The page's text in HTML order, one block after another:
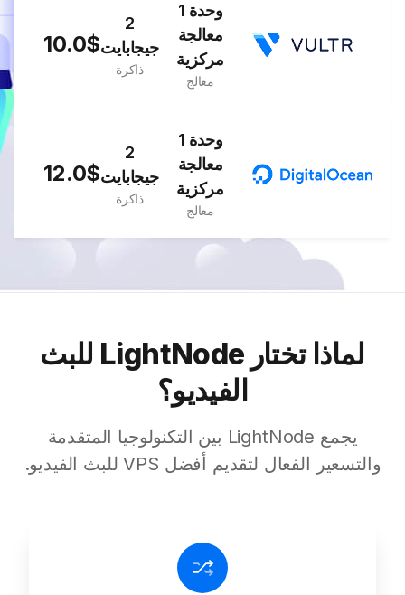
10.0$
2
جيجابايت
ذاكرة
1 وحدة
معالجة
مركزية
معالج
12.0$
2
جيجابايت
ذاكرة
1 وحدة
معالجة
مركزية
معالج
لماذا تختار LightNode للبث
الفيديو؟
يجمع LightNode بين التكنولوجيا المتقدمة
والتسعير الفعال لتقديم أفضل VPS للبث الفيديو.